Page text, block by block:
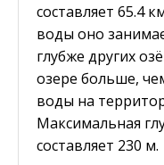
составляет 65.4
воды оно
глубже других
озере больше,
воды на
Максимальная
составляет 230 м.